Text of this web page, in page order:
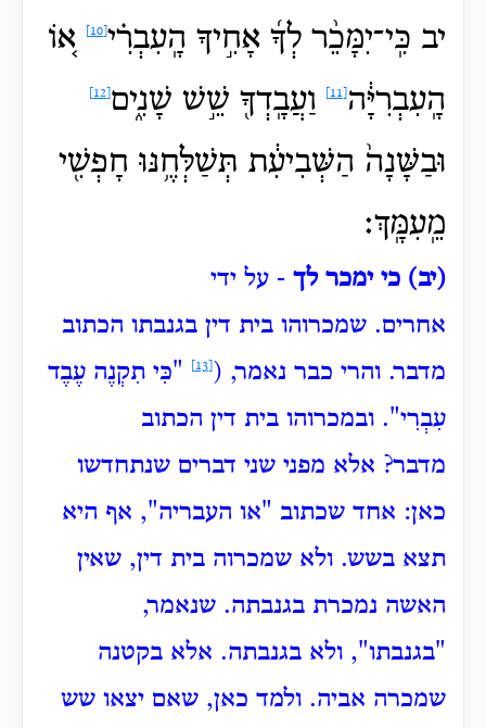
יב כִּֽי־יִמָּכֵ֨ר לְךָ֜ אָחִ֣יךָ הָֽעִבְרִ֗י
א֚וֹ
הָֽעִבְרִיָּ֔ה
וַעֲבָֽדְךָ֖ שֵׁ֣שׁ שָׁנִ֑ים
וּבַשָּׁנָה֙ הַשְּׁבִיעִ֔ת תְּשַׁלְּחֶ֥נּוּ חָפְשִׁ֖י
מֵֽעִמָּֽךְ׃
(יב) כי ימכר לך - על ידי
אחרים. שמכרוהו בית דין בגנבתו הכתוב
מדבר. והרי כבר נאמר, ( "כִּי תִקְנֶה עֶבֶד
עִבְרִי". ובמכרוהו בית דין הכתוב
מדבר? אלא מפני שני דברים שנתחדשו
כאן: אחד שכתוב "או העבריה", אף היא
תצא בשש. ולא שמכרוה בית דין, שאין
האשה נמכרת בגנבתה. שנאמר,
"בגנבתו", ולא בגנבתה. אלא בקטנה
שמכרה אביה. ולמד כאן, שאם יצאו שש